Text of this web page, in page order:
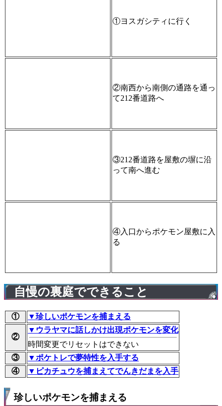
①ヨスガシティに行く
②南西から南側の通路を通っ
て212番道路へ
③212番道路を屋敷の塀に沿
って南へ進む
④入口からポケモン屋敷に入
る
自慢の裏庭でできること
① ▼珍しいポケモンを捕まえる
②
▼ウラヤマに話しかけ出現ポケモンを変化
時間変更でリセットはできない
③
▼ポケトレで夢特性を入手する
④
▼ピカチュウを捕まえてでんきだまを入手
珍しいポケモンを捕まえる